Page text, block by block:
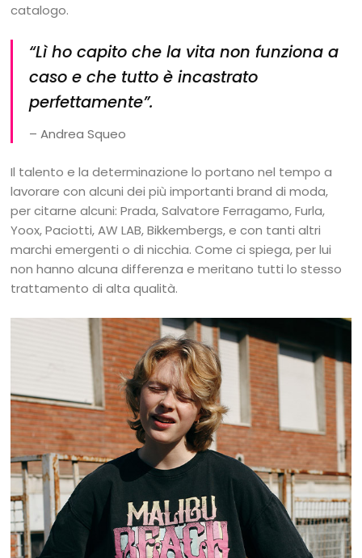
catalogo.
“Lì ho capito che la vita non funziona a
caso e che tutto è incastrato
perfettamente”.
– Andrea Squeo
Il talento e la determinazione lo portano nel tempo a
lavorare con alcuni dei più importanti brand di moda,
per citarne alcuni: Prada, Salvatore Ferragamo, Furla,
Yoox, Paciotti, AW LAB, Bikkembergs, e con tanti altri
marchi emergenti o di nicchia. Come ci spiega, per lui
non hanno alcuna differenza e meritano tutti lo stesso
trattamento di alta qualità.